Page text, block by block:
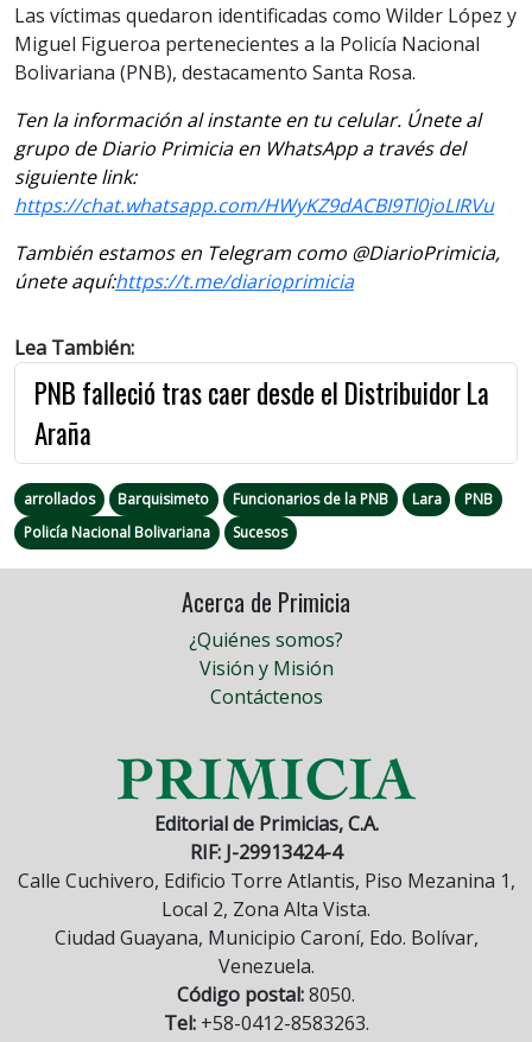
Las víctimas quedaron identificadas como Wilder López y
Miguel Figueroa pertenecientes a la Policía Nacional
Bolivariana (PNB), destacamento Santa Rosa.
Ten la información al instante en tu celular. Únete al
grupo de Diario Primicia en WhatsApp a través del
siguiente link:
https://chat.whatsapp.com/HWyKZ9dACBI9Tl0joLIRVu
También estamos en Telegram como @DiarioPrimicia,
únete aquí:https://t.me/diarioprimicia
Lea También:
PNB falleció tras caer desde el Distribuidor La
Araña
arrollados Barquisimeto Funcionarios de la PNB Lara
PNB
Policía Nacional Bolivariana
Sucesos
Acerca de Primicia
¿Quiénes somos?
Visión y Misión
Contáctenos
Editorial de Primicias, C.A.
RIF: J-29913424-4
Calle Cuchivero, Edificio Torre Atlantis, Piso Mezanina 1,
Local 2, Zona Alta Vista.
Ciudad Guayana, Municipio Caroní, Edo. Bolívar,
Venezuela.
Código postal:8050.
Tel:+58-0412-8583263.